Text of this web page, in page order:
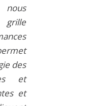
nous
grille
des
et
et